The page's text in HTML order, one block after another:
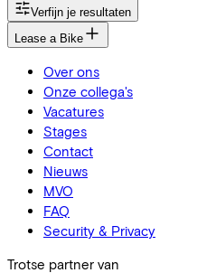
Verfijn je resultaten
Lease a Bike
Over ons
Onze collega's
Vacatures
Stages
Contact
Nieuws
MVO
FAQ
Security & Privacy
Trotse partner van